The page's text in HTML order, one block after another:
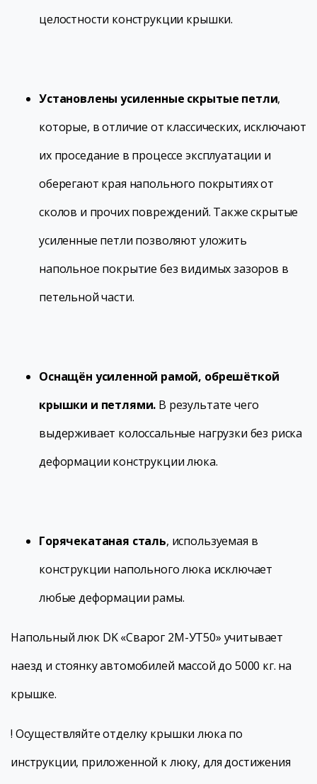
целостности конструкции крышки.
Установлены усиленные скрытые петли,
которые, в отличие от классических, исключают
их проседание в процессе эксплуатации и
оберегают края напольного покрытиях от
сколов и прочих повреждений. Также скрытые
усиленные петли позволяют уложить
напольное покрытие без видимых зазоров в
петельной части.
Оснащён усиленной рамой, обрешёткой
крышки и петлями. В результате чего
выдерживает колоссальные нагрузки без риска
деформации конструкции люка.
Горячекатаная сталь, используемая в
конструкции напольного люка исключает
любые деформации рамы.
Напольный люк DK «Сварог 2М-УТ50» учитывает
наезд и стоянку автомобилей массой до 5000 кг. на
крышке.
! Осуществляйте отделку крышки люка по
инструкции, приложенной к люку, для достижения